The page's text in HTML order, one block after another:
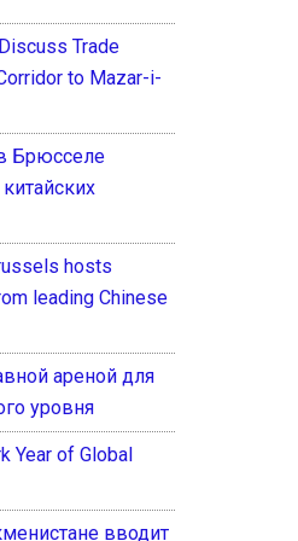
Trade
to Mazar-i-
Брюсселе
hosts
leading Chinese
ареной для
уровня
Year of Global
вводит